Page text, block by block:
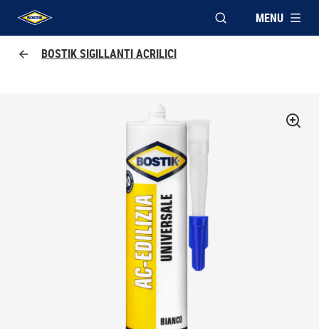
UHU logo
APRI FINESTRA
MENU
BOSTIK SIGILLANTI ACRILICI